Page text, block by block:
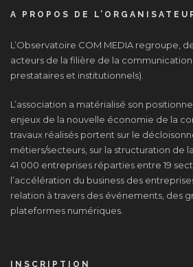
A PROPOS DE
L’Observatoire COM MEDIA regroupe,
acteurs de la filière de la
prestataires et institutionnels).
L’association a matérialisé son
enjeux de la nouvelle économie de la
travaux réalisés portent sur le
métiers/secteurs, sur la structuration de
41 000 entreprises réparties entre 19
l’accélération du business des
relation à travers des événements, des
plateformes numériques.
INSCRIPTION